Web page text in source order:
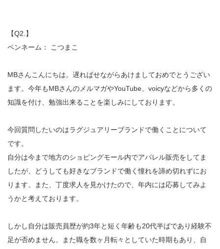
【Q2.】
ペンネーム： こつまこ
MBさんこんにちは。遅ればせながらあけましておめでとうござい
ます。今年もMBさんのメルマガやYouTube、voicyなどから多くの
知識を付け、勉強出来ることを楽しみにしております。
今回質問したいのはラグジュアリーブランドで働くことについて
です。
自分は今まで地方のショピングモール内でアパレル販売をしてま
したが、どうしても好きなブランドで働く憧れを諦め切れずにお
ります。また、丁度求人を見かけたので、年内には応募してみよ
うかと考えております。
しかし自分は販売員歴が約3年と短く年齢も20代半ばであり経験不
足が否めません。また職を数ヶ月転々としていた時期もあり、自